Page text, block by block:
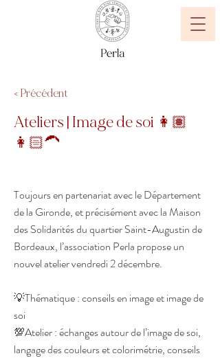
< Précédent
Ateliers | Image de soi 👩🏽
👩🏻‍🦱
Toujours en partenariat avec le Département
de la Gironde, et précisément avec la Maison
des Solidarités du quartier Saint-Augustin de
Bordeaux, l’association Perla propose un
nouvel atelier vendredi 2 décembre.
💡Thématique : conseils en image et image de
soi
💯Atelier : échanges autour de l’image de soi,
langage des couleurs et colorimétrie, conseils